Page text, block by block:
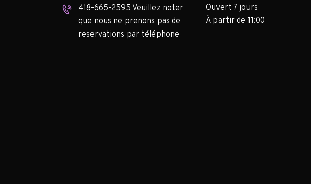
418-665-2595 Veuillez noter
que nous ne prenons pas de
reservations par téléphone
Ouvert 7 jours
À partir de 11:00